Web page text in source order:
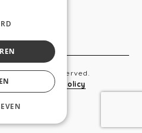
All rights reserved.
Policy Cookie Policy
by